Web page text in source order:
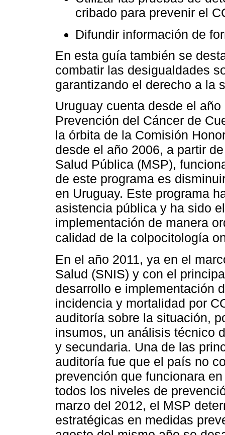
cribado para prevenir el
Difundir información de
En esta guía también se
combatir las desigualdades
garantizando el derecho a la
Uruguay cuenta desde el
Prevención del Cáncer de
la órbita de la Comisión
desde el año 2006, a partir
Salud Pública (MSP),
de este programa es
en Uruguay. Este programa
asistencia pública y ha sido
implementación de manera
calidad de la colpocitología
En el año 2011, ya en el
Salud (SNIS) y con el
desarrollo e implementación
incidencia y mortalidad por
auditoría sobre la situación,
insumos, un análisis técnico
y secundaria. Una de las
auditoría fue que el país no
prevención que funcionara
todos los niveles de
marzo del 2012, el MSP
estratégicas en medidas